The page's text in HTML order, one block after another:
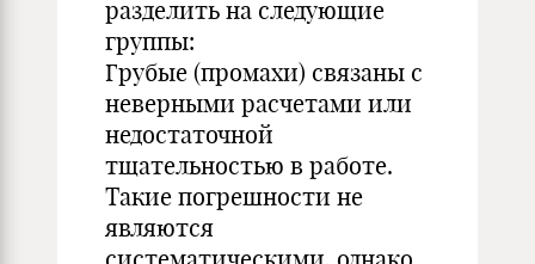
разделить на следующие
группы:
Грубые (промахи) связаны с
неверными расчетами или
недостаточной
тщательностью в работе.
Такие погрешности не
являются